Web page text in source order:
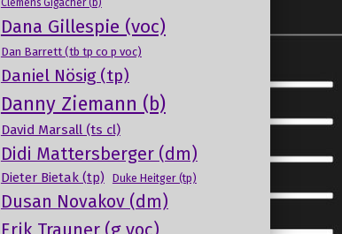
Dana Gillespie (voc)
Dan Barrett (tb tp co p voc)
Daniel Nösig (tp)
Danny Ziemann (b)
David Marsall (ts cl)
Didi Mattersberger (dm)
Dieter Bietak (tp) Duke Heitger (tp)
Dusan Novakov (dm)
Erik Trauner (g voc)